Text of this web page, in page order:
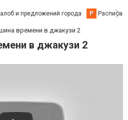
и предложений города Р
времени в джакузи 2
в джакузи 2